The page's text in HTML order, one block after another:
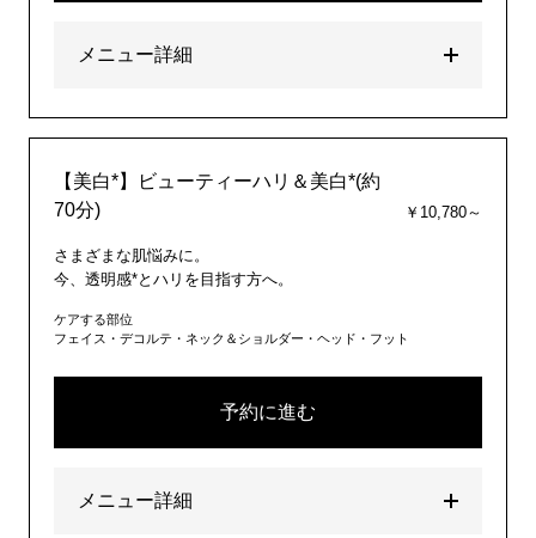
メニュー詳細
【美白*】ビューティーハリ＆美白*(約
70分)
￥10,780～
さまざまな肌悩みに。
今、透明感*とハリを目指す方へ。
ケアする部位
フェイス・デコルテ・ネック＆ショルダー・ヘッド・フット
予約に進む
メニュー詳細